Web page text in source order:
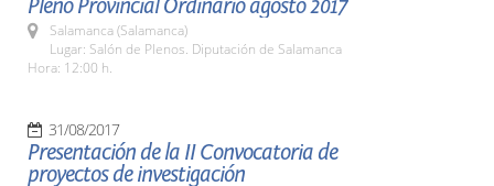
Pleno Provincial Ordinario agosto 2017
Salamanca (Salamanca)
Lugar: Salón de Plenos. Diputación de Salamanca
Hora: 12:00 h.
31/08/2017
Presentación de la II Convocatoria de
proyectos de investigación